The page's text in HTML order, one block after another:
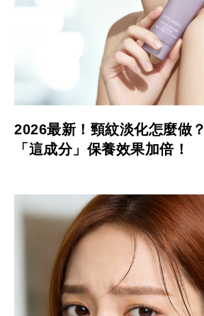
2026最新！頸紋淡化怎麼做
「這成分」保養效果加倍！